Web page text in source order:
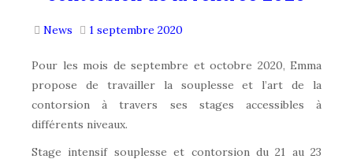
News 1 septembre 2020
Pour les mois de septembre et octobre 2020, Emma
propose de travailler la souplesse et l’art de la
contorsion à travers ses stages accessibles à
différents niveaux.
Stage intensif souplesse et contorsion du 21 au 23